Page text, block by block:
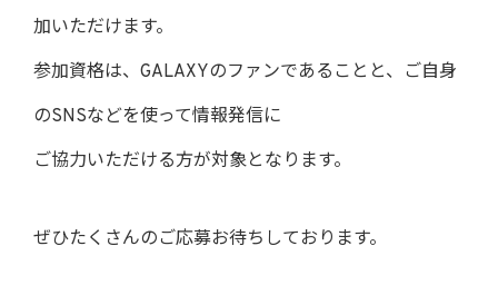
加いただけます。
参加資格は、GALAXYのファンであることと、ご自身
のSNSなどを使って情報発信に
ご協力いただける方が対象となります。
ぜひたくさんのご応募お待ちしております。